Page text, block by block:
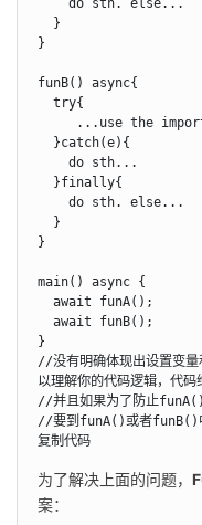
}
funB() async{
}
main() async {
}
//没有明确体现出设置变量
以理解你的代码逻辑，代码
//并且如果为了防止
//要到funA()或者
复制代码
为了解决上面的问题，
案：